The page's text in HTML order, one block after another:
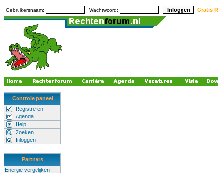
Gebruikersnaam: Wachtwoord: Gratis
Controle paneel
Registreren
Agenda
Help
Zoeken
Inloggen
Partners
Energie vergelijken